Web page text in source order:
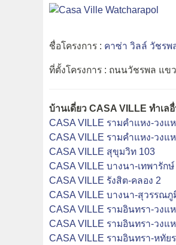
ชื่อโครงการ : คาซ่า วิลล์ วัชรพ
ที่ตั้งโครงการ : ถนนวัชรพล แข
บ้านเดี่ยว CASA VILLE ทำเ
CASA VILLE รามคำแหง-วงแ
CASA VILLE รามคำแหง-วงแ
CASA VILLE สุขุมวิท 103
CASA VILLE บางนา-เทพารักษ์
CASA VILLE รังสิต-คลอง 2
CASA VILLE บางนา-สุวรรณภู
CASA VILLE รามอินทรา-วงแ
CASA VILLE รามอินทรา-วงแ
CASA VILLE รามอินทรา-หทัย